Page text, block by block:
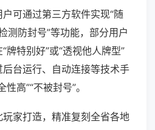
可通过第三方软件实现“随
测防封号”等功能，部分用户
牌特别好”或“透视他人牌型”
台运行、自动连接等技术手
高”“不被封号”。
家打造，精准复刻全省各地